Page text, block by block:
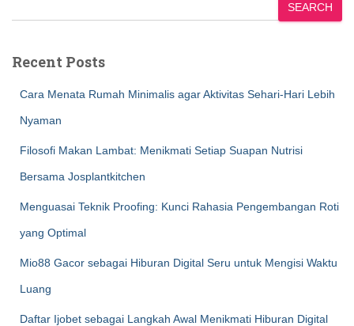
SEARCH
Recent Posts
Cara Menata Rumah Minimalis agar Aktivitas Sehari-Hari Lebih
Nyaman
Filosofi Makan Lambat: Menikmati Setiap Suapan Nutrisi
Bersama Josplantkitchen
Menguasai Teknik Proofing: Kunci Rahasia Pengembangan Roti
yang Optimal
Mio88 Gacor sebagai Hiburan Digital Seru untuk Mengisi Waktu
Luang
Daftar Ijobet sebagai Langkah Awal Menikmati Hiburan Digital